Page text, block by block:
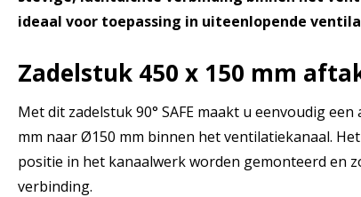
ideaal voor toepassing in uiteenlopende
Zadelstuk 450 x 150 mm
Met dit zadelstuk 90° SAFE maakt u eenvoudig
mm naar Ø150 mm binnen het ventilatiekanaal.
positie in het kanaalwerk worden gemonteerd en
verbinding.